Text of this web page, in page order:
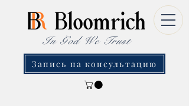
In God We Trust
Запись на консультацию